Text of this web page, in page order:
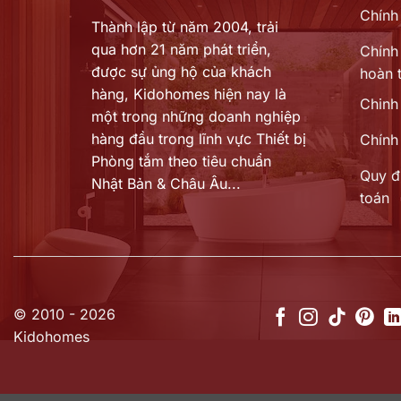
Thành lập từ năm 2004, trải
qua hơn 21 năm phát triển,
được sự ủng hộ của khách
hàng, Kidohomes hiện nay là
một trong những doanh nghiệp
hàng đầu trong lĩnh vực Thiết bị
Phòng tắm theo tiêu chuẩn
Nhật Bản & Châu Âu...
hoàn
Quy
toán
© 2010 - 2026
Kidohomes